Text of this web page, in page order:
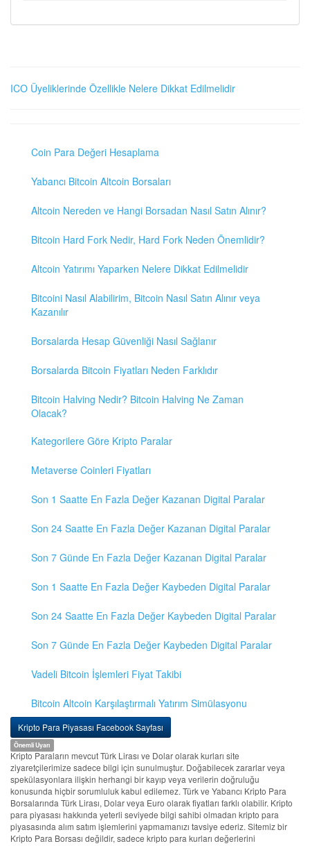
ICO Üyeliklerinde Özellikle Nelere Dikkat Edilmelidir
Coin Para Değeri Hesaplama
Yabancı Bitcoin Altcoin Borsaları
Altcoin Nereden ve Hangi Borsadan Nasıl Satın Alınır?
Bitcoin Hard Fork Nedir, Hard Fork Neden Önemlidir?
Altcoin Yatırımı Yaparken Nelere Dikkat Edilmelidir
Bitcoini Nasıl Alabilirim, Bitcoin Nasıl Satın Alınır veya
Kazanılır
Borsalarda Hesap Güvenliği Nasıl Sağlanır
Borsalarda Bitcoin Fiyatları Neden Farklıdır
Bitcoin Halving Nedir? Bitcoin Halving Ne Zaman
Olacak?
Kategorilere Göre Kripto Paralar
Metaverse Coinleri Fiyatları
Son 1 Saatte En Fazla Değer Kazanan Digital Paralar
Son 24 Saatte En Fazla Değer Kazanan Digital Paralar
Son 7 Günde En Fazla Değer Kazanan Digital Paralar
Son 1 Saatte En Fazla Değer Kaybeden Digital Paralar
Son 24 Saatte En Fazla Değer Kaybeden Digital Paralar
Son 7 Günde En Fazla Değer Kaybeden Digital Paralar
Vadeli Bitcoin İşlemleri Fiyat Takibi
Bitcoin Altcoin Karşılaştırmalı Yatırım Simülasyonu
Kripto Para Piyasası Facebook Sayfası
Önemli Uyarı
Kripto Paraların mevcut Türk Lirası ve Dolar olarak kurları site
ziyaretçilerimize sadece bilgi için sunulmuştur. Doğabilecek zararlar veya
spekülasyonlara ilişkin herhangi bir kayıp veya verilerin doğruluğu
konusunda hiçbir sorumluluk kabul edilemez. Türk ve Yabancı Kripto Para
Borsalarında Türk Lirası, Dolar veya Euro olarak fiyatları farklı olabilir. Kripto
para piyasası hakkında yeterli seviyede bilgi sahibi olmadan kripto para
piyasasında alım satım işlemlerini yapmamanızı tavsiye ederiz. Sitemiz bir
Kripto Para Borsası değildir, sadece kripto para kurları değerlerini